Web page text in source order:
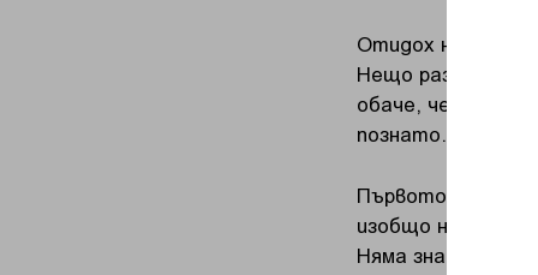
Отидох на това
Нещо различно,
обаче, че още в
познато.
Първото нещо,
изобщо не се
Няма значение